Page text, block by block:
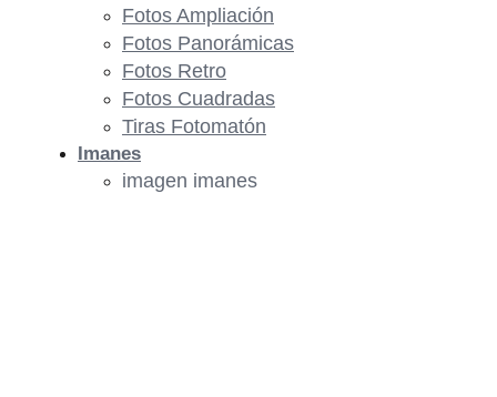
Fotos Ampliación
Fotos Panorámicas
Fotos Retro
Fotos Cuadradas
Tiras Fotomatón
Imanes
imagen imanes